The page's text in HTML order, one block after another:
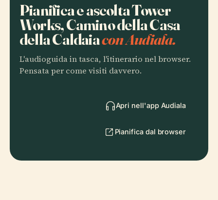
Pianifica e ascolta Tower
Works, Camino della Casa
della Caldaiacon Audiala.
L'audioguida in tasca, l'itinerario nel browser.
Pensata per come visiti davvero.
Apri nell'app Audiala
Pianifica dal browser